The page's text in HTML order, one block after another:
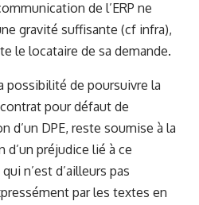
de l’ERP ne
gravité suffisante (cf infra),
le locataire de sa demande.
possibilité de poursuivre la
pour défaut de
d’un DPE, reste soumise à la
préjudice lié à ce
n’est d’ailleurs pas
par les textes en